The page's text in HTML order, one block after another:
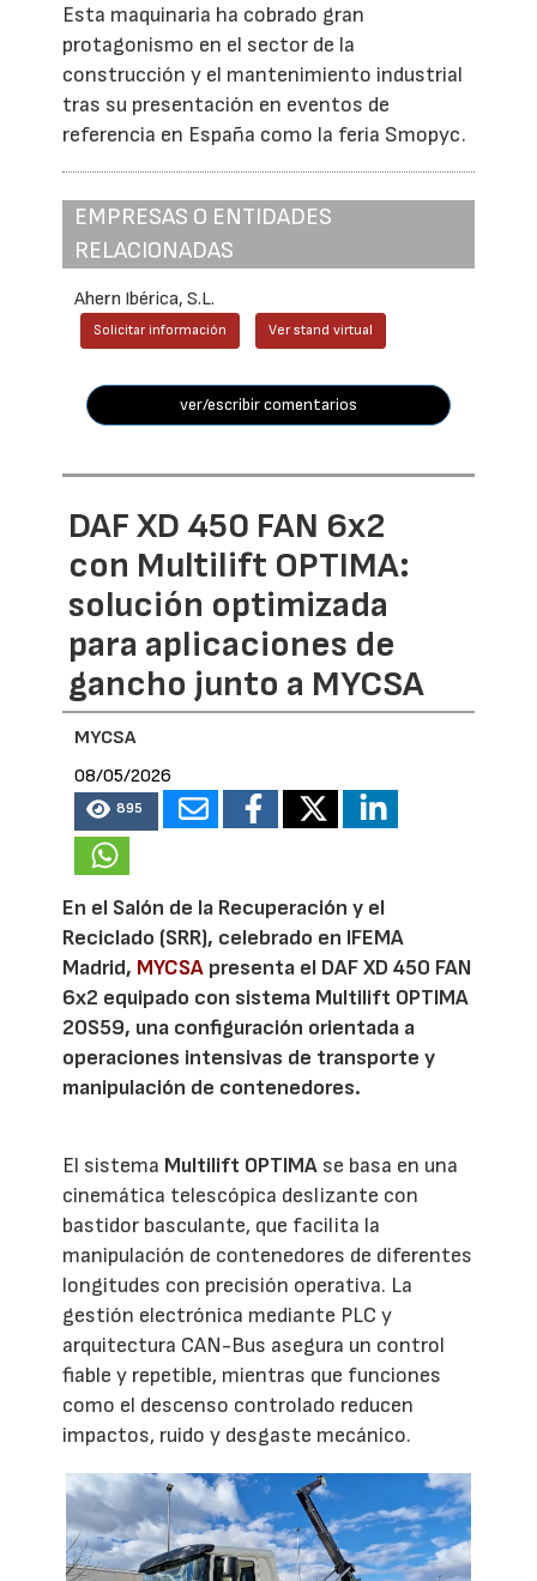
Esta maquinaria ha cobrado gran
protagonismo en el sector de la
construcción y el mantenimiento industrial
tras su presentación en eventos de
referencia en España como la feria Smopyc.
EMPRESAS O ENTIDADES
RELACIONADAS
Ahern Ibérica, S.L.
Solicitar información Ver stand virtual
ver/escribir comentarios
DAF XD 450 FAN 6x2
con Multilift OPTIMA:
solución optimizada
para aplicaciones de
gancho junto a MYCSA
MYCSA
08/05/2026
895
En el Salón de la Recuperación y el
Reciclado (SRR), celebrado en IFEMA
Madrid, MYCSA presenta el DAF XD 450 FAN
6x2 equipado con sistema Multilift OPTIMA
20S59, una configuración orientada a
operaciones intensivas de transporte y
manipulación de contenedores.
El sistema Multilift OPTIMA se basa en una
cinemática telescópica deslizante con
bastidor basculante, que facilita la
manipulación de contenedores de diferentes
longitudes con precisión operativa. La
gestión electrónica mediante PLC y
arquitectura CAN-Bus asegura un control
fiable y repetible, mientras que funciones
como el descenso controlado reducen
impactos, ruido y desgaste mecánico.